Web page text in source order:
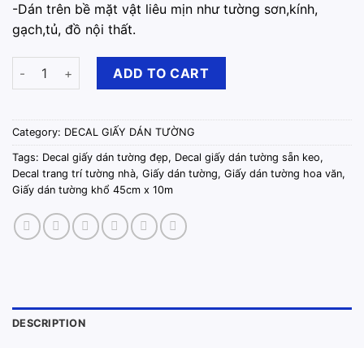
-Dán trên bề mặt vật liêu mịn như tường sơn,kính,
gạch,tủ, đồ nội thất.
Decal Giấy Dán Tường Kitty Ngôi Sao – Khổ 45cm x 10m
ADD TO CART
Category: DECAL GIẤY DÁN TƯỜNG
Tags: Decal giấy dán tường đẹp, Decal giấy dán tường sẵn keo,
Decal trang trí tường nhà, Giấy dán tường, Giấy dán tường hoa văn,
Giấy dán tường khổ 45cm x 10m
DESCRIPTION